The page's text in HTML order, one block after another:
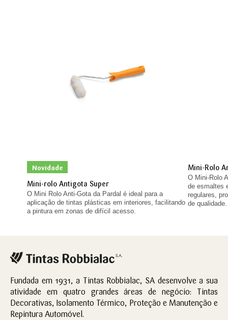
Novidade
Mini-rolo Antigota Super
O Mini Rolo Anti-Gota da Pardal é ideal para a
aplicação de tintas plásticas em interiores, facilitando
a pintura em zonas de difícil acesso.
Mini-Rolo
O Mini-Rolo
de esmaltes
regulares,
de qualidade.
Fundada em 1931, a Tintas Robbialac, SA desenvolve a sua
atividade em quatro grandes áreas de negócio: Tintas
Decorativas, Isolamento Térmico, Proteção e Manutenção e
Repintura Automóvel.